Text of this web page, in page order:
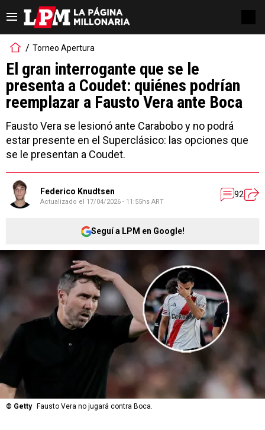
Torneo Apertura
El gran interrogante que se le
presenta a Coudet: quiénes podrían
reemplazar a Fausto Vera ante Boca
Fausto Vera se lesionó ante Carabobo y no podrá
estar presente en el Superclásico: las opciones que
se le presentan a Coudet.
Federico Knudtsen
Actualizado el 17/04/2026 - 11:55hs ART
92
Seguí a LPM en Google!
© Getty Fausto Vera no jugará contra Boca.